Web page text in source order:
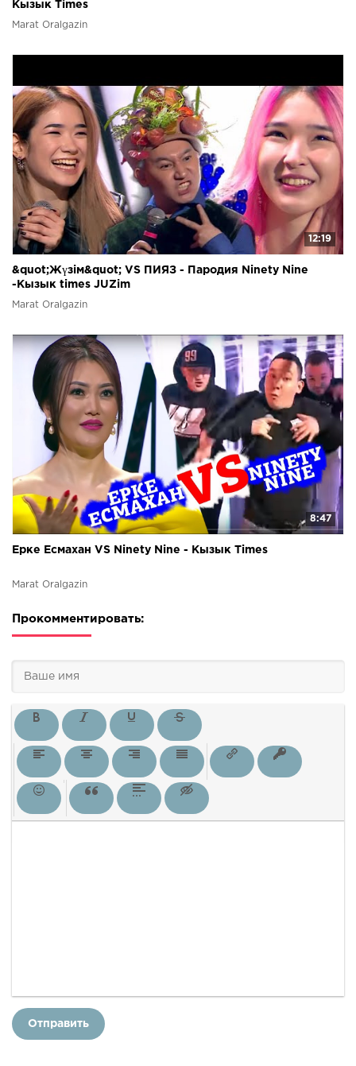
Кызык Times
Marat Oralgazin
12:19
&quot;Жүзім&quot; VS ПИЯЗ - Пародия Ninety Nine
-Кызык times JUZim
Marat Oralgazin
8:47
Ерке Есмахан VS Ninety Nine - Кызык Times
Marat Oralgazin
Прокомментировать:
Отправить